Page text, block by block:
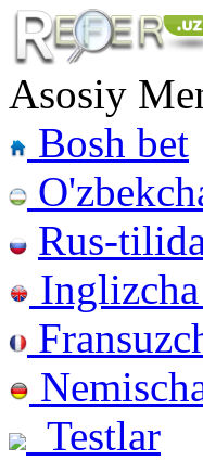
Asosiy
Bosh bet
Rus-
Testlar